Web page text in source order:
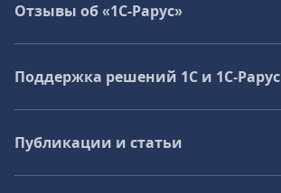
Отзывы об «1С-Рарус»
Поддержка решений 1С и 1С‑Рарус
Публикации и статьи